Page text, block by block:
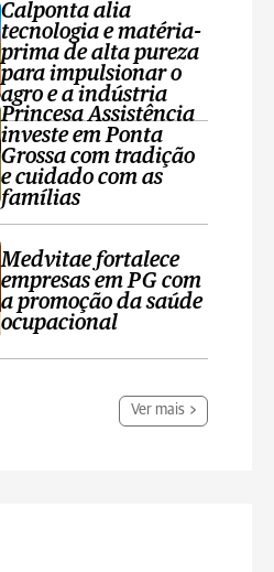
Calponta alia
tecnologia e matéria-
prima de alta pureza
para impulsionar o
agro e a indústria
Princesa Assistência
investe em Ponta
Grossa com tradição
e cuidado com as
famílias
Medvitae fortalece
empresas em PG com
a promoção da saúde
ocupacional
Ver mais